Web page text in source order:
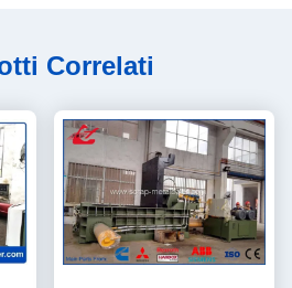
Correlati